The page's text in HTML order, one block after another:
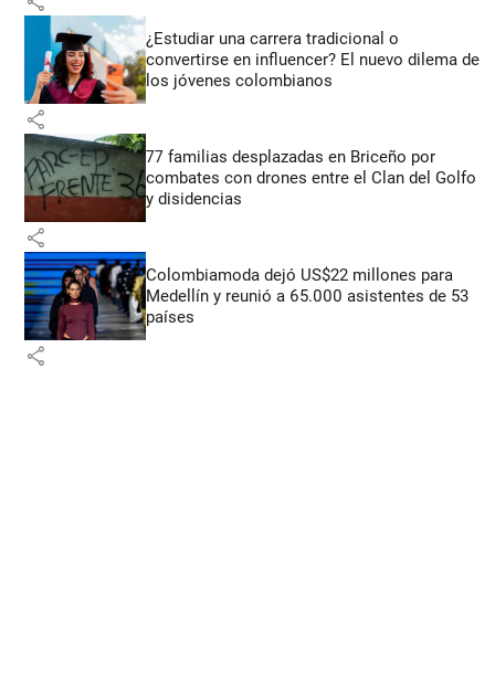
¿Estudiar una carrera tradicional o
convertirse en influencer? El nuevo dilema de
los jóvenes colombianos
share
77 familias desplazadas en Briceño por
combates con drones entre el Clan del Golfo
y disidencias
share
Colombiamoda dejó US$22 millones para
Medellín y reunió a 65.000 asistentes de 53
países
share